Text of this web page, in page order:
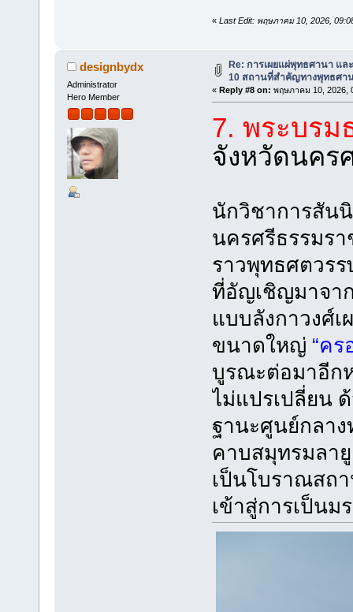
« Last Edit: พฤษภาคม 10, 2026,
designbydx
Administrator
Hero Member
Re: การเผยแผ่พุทธศานา แ
10 สถานที่สำคัญทางพุทธศาน
« Reply #8 on: พฤษภาคม 10, 2026,
7. พระบรม
จังหวัดนคร
นักวิชาการสัน
นครศรีธรรมร
ราวพุทธศตวร
ที่อัญเชิญมาจา
แบบลังกาวงศ์เ
ขนาดใหญ่ “คร
บูรณะต่อมาอีก
ไม่แปรเปลี่ยน
ฐานะศูนย์กลา
คาบสมุทรมลา
เป็นโบราณสถ
เข้าสู่การเป็นม